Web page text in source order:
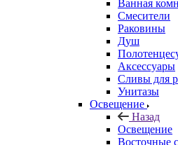
Ванная
Смесители
Раковины
Душ
Аксессуары
Сливы для
Унитазы
Освещение
Назад
Освещение
Восточные